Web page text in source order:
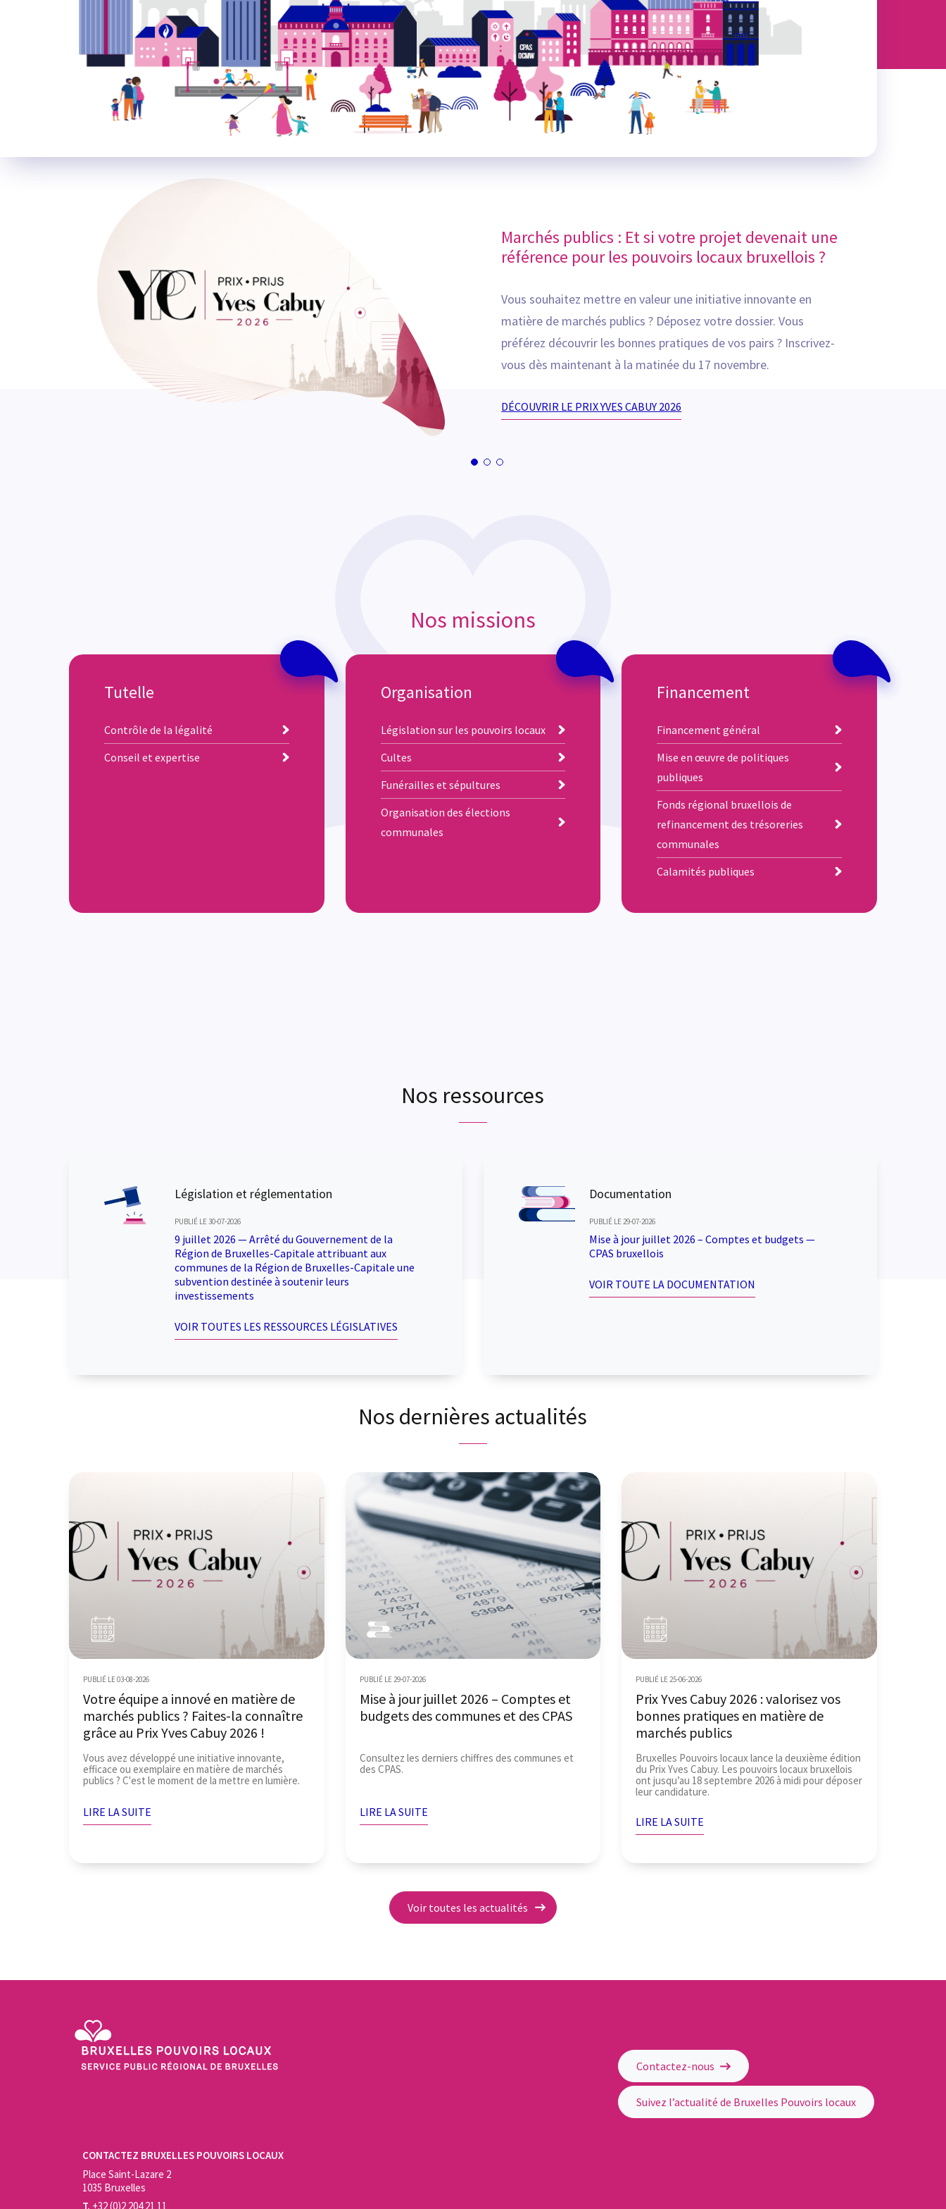
Marchés publics : Et si votre projet devenait une
référence pour les pouvoirs locaux bruxellois ?
Vous souhaitez mettre en valeur une initiative innovante en
matière de marchés publics ? Déposez votre dossier. Vous
préférez découvrir les bonnes pratiques de vos pairs ? Inscrivez-
vous dès maintenant à la matinée du 17 novembre.
DÉCOUVRIR LE PRIX YVES CABUY 2026
Nos missions
Tutelle
Contrôle de la légalité
Conseil et expertise
Organisation
Législation sur les pouvoirs locaux
Cultes
Funérailles et sépultures
Organisation des élections
communales
Financement
Financement général
Mise en œuvre de politiques
publiques
Fonds régional bruxellois de
refinancement des trésoreries
communales
Calamités publiques
Nos ressources
Législation et réglementation
PUBLIÉ LE 30-07-2026
9 juillet 2026 — Arrêté du Gouvernement de la
Région de Bruxelles-Capitale attribuant aux
communes de la Région de Bruxelles-Capitale une
subvention destinée à soutenir leurs
investissements
VOIR TOUTES LES RESSOURCES LÉGISLATIVES
Documentation
PUBLIÉ LE 29-07-2026
Mise à jour juillet 2026 – Comptes et budgets —
CPAS bruxellois
VOIR TOUTE LA DOCUMENTATION
Nos dernières actualités
Votre équipe a innové en matière de
marchés publics ? Faites-la connaître
grâce au Prix Yves Cabuy 2026 !
PUBLIÉ LE 03-08-2026
Vous avez développé une initiative innovante,
efficace ou exemplaire en matière de marchés
publics ? C'est le moment de la mettre en lumière.
LIRE LA SUITE
Mise à jour juillet 2026 – Comptes et
budgets des communes et des CPAS
PUBLIÉ LE 29-07-2026
Consultez les derniers chiffres des communes et
des CPAS.
LIRE LA SUITE
Prix Yves Cabuy 2026 : valorisez vos
bonnes pratiques en matière de
marchés publics
PUBLIÉ LE 25-06-2026
Bruxelles Pouvoirs locaux lance la deuxième édition
du Prix Yves Cabuy. Les pouvoirs locaux bruxellois
ont jusqu’au 18 septembre 2026 à midi pour déposer
leur candidature.
LIRE LA SUITE
Voir toutes les actualités
Contactez-nous
Suivez l’actualité de Bruxelles Pouvoirs locaux
CONTACTEZ BRUXELLES POUVOIRS LOCAUX
Place Saint-Lazare 2
1035 Bruxelles
T. +32 (0)2 204 21 11